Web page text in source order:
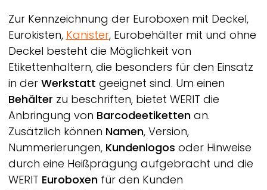
Zur Kennzeichnung der Euroboxen mit Deckel,
Eurokisten, Kanister, Eurobehälter mit und ohne
Deckel besteht die Möglichkeit von
Etikettenhaltern, die besonders für den Einsatz
in der Werkstatt geeignet sind. Um einen
Behälter zu beschriften, bietet WERIT die
Anbringung von Barcodeetikettenan.
Zusätzlich können Namen, Version,
Nummerierungen, Kundenlogos oder Hinweise
durch eine Heißprägung aufgebracht und die
WERIT Euroboxenfür den Kunden